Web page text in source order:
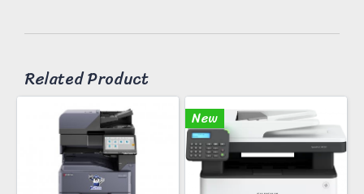
Related Product
New